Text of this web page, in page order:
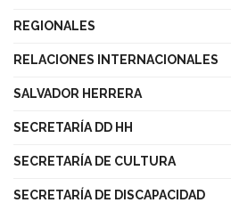
REGIONALES
RELACIONES INTERNACIONALES
SALVADOR HERRERA
SECRETARÍA DD HH
SECRETARÍA DE CULTURA
SECRETARÍA DE DISCAPACIDAD